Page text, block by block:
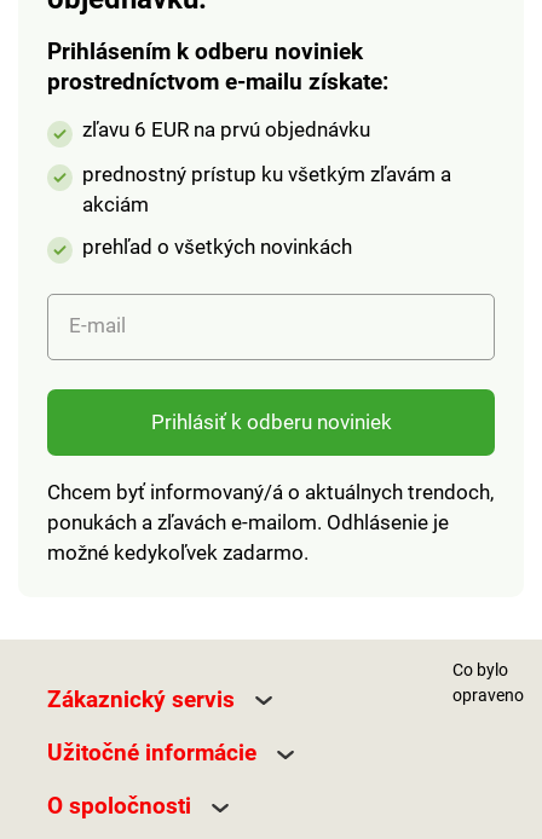
Prihlásením k odberu noviniek
prostredníctvom e-mailu získate:
zľavu 6 EUR na prvú objednávku
prednostný prístup ku všetkým zľavám a
akciám
prehľad o všetkých novinkách
E-mail
Prihlásiť k odberu noviniek
Chcem byť informovaný/á o aktuálnych trendoch,
ponukách a zľavách e-mailom. Odhlásenie je
možné kedykoľvek zadarmo.
Zákaznický servis
Užitočné informácie
O spoločnosti
Co bylo
opraveno